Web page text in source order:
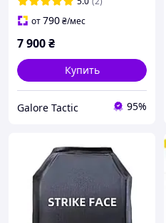
от790₴/мес
7 900₴
Купить
Galore Tactic 95%